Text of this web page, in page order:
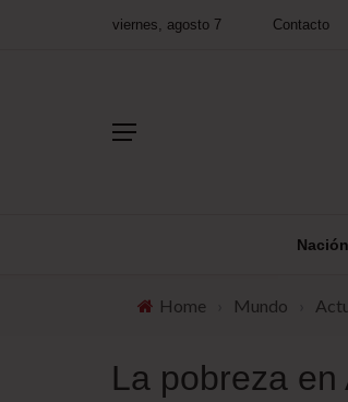
viernes, agosto 7 Contacto
Nación
Home Mundo
La pobreza